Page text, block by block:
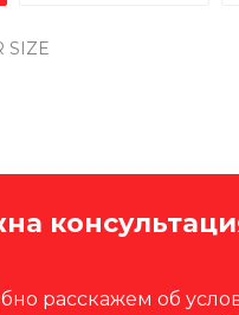
SIZE
расскажем об